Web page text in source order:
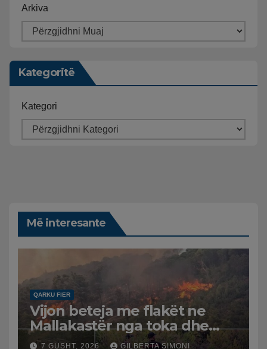
Arkiva
Kategoritë
Kategori
Më interesante
QARKU FIER
Vijon beteja me flakët ne
Mallakastër nga toka dhe
nga ajri me dy helikopterë.
7 GUSHT, 2026 GILBERTA SIMONI